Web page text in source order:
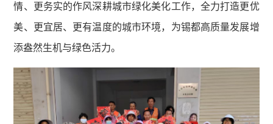
情、更务实的作风深耕城市绿化美化工作，全力打造更优
美、更宜居、更有温度的城市环境，为锡都高质量发展增
添盎然生机与绿色活力。